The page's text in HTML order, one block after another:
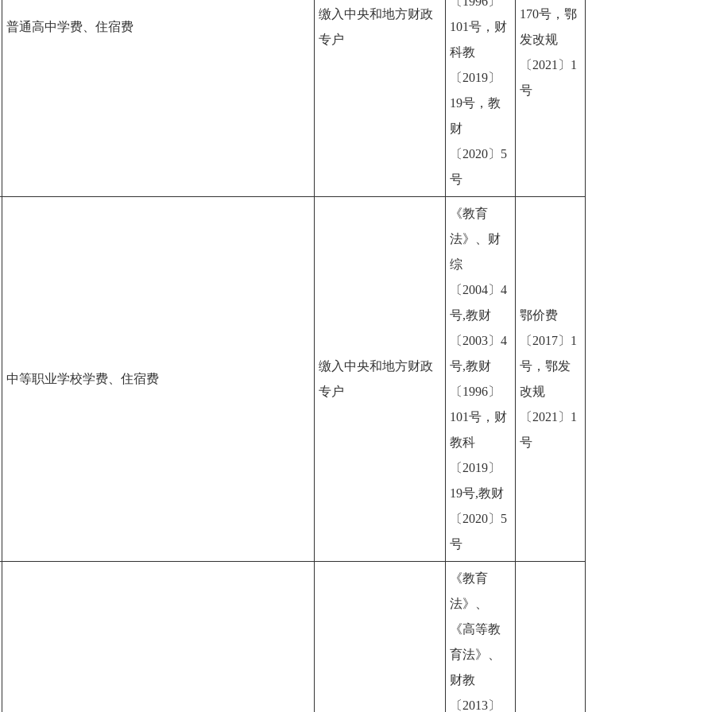
普通高中学费、住宿费
缴入中央和地方财政
专户
101号，财
科教
〔2019〕
19号，教
财
〔2020〕5
号
170号，鄂
发改规
〔2021〕1
号
中等职业学校学费、住宿费
缴入中央和地方财政
专户
《教育
法》、财
综
〔2004〕4
号,教财
〔2003〕4
号,教财
〔1996〕
101号，财
教科
〔2019〕
19号,教财
〔2020〕5
号
鄂价费
〔2017〕1
号，鄂发
改规
〔2021〕1
号
《教育
法》、
《高等教
育法》、
财教
〔2013〕